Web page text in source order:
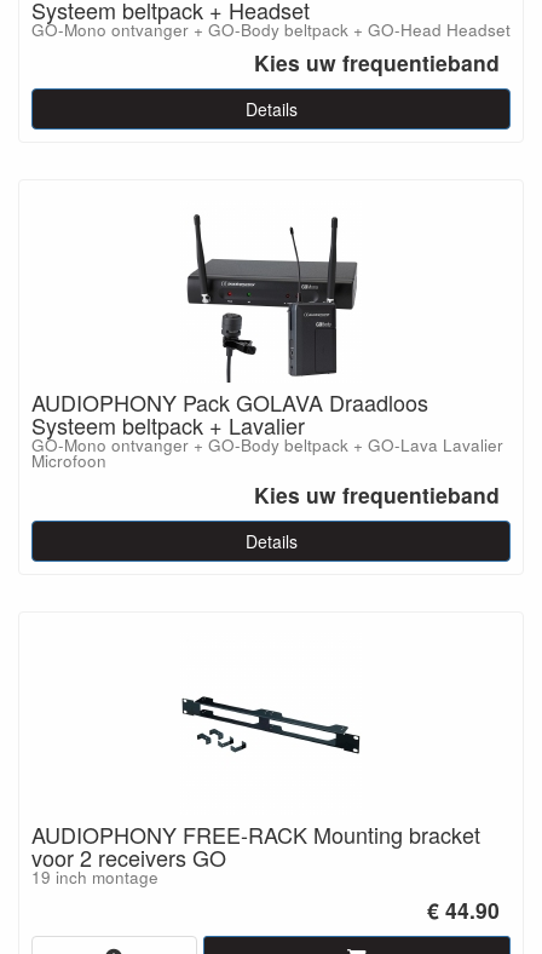
Systeem beltpack + Headset
GO-Mono ontvanger + GO-Body beltpack + GO-Head Headset
Kies uw frequentieband
Details
AUDIOPHONY Pack GOLAVA Draadloos
Systeem beltpack + Lavalier
GO-Mono ontvanger + GO-Body beltpack + GO-Lava Lavalier
Microfoon
Kies uw frequentieband
Details
AUDIOPHONY FREE-RACK Mounting bracket
voor 2 receivers GO
19 inch montage
€ 44.90